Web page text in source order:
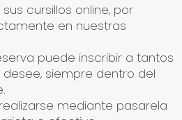
cursillos online, por
en nuestras
puede inscribir a tantos
siempre dentro del
mediante pasarela